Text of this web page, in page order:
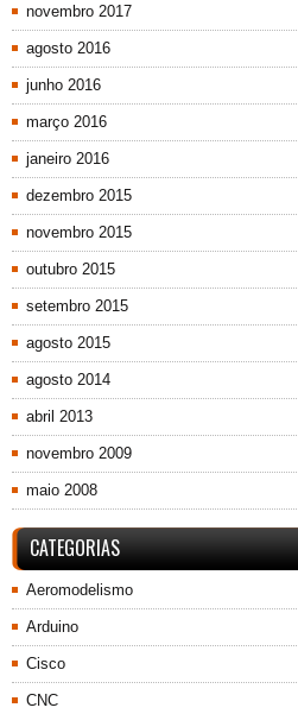
novembro 2017
agosto 2016
junho 2016
março 2016
janeiro 2016
dezembro 2015
novembro 2015
outubro 2015
setembro 2015
agosto 2015
agosto 2014
abril 2013
novembro 2009
maio 2008
CATEGORIAS
Aeromodelismo
Arduino
Cisco
CNC